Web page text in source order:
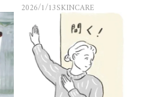
2026/1/13SKINCARE